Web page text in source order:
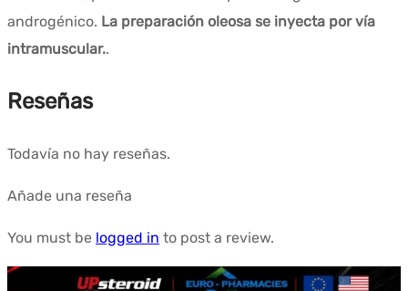
androgénico. La preparación oleosa se inyecta por vía
intramuscular..
Reseñas
Todavía no hay reseñas.
Añade una reseña
You must be logged in to post a review.